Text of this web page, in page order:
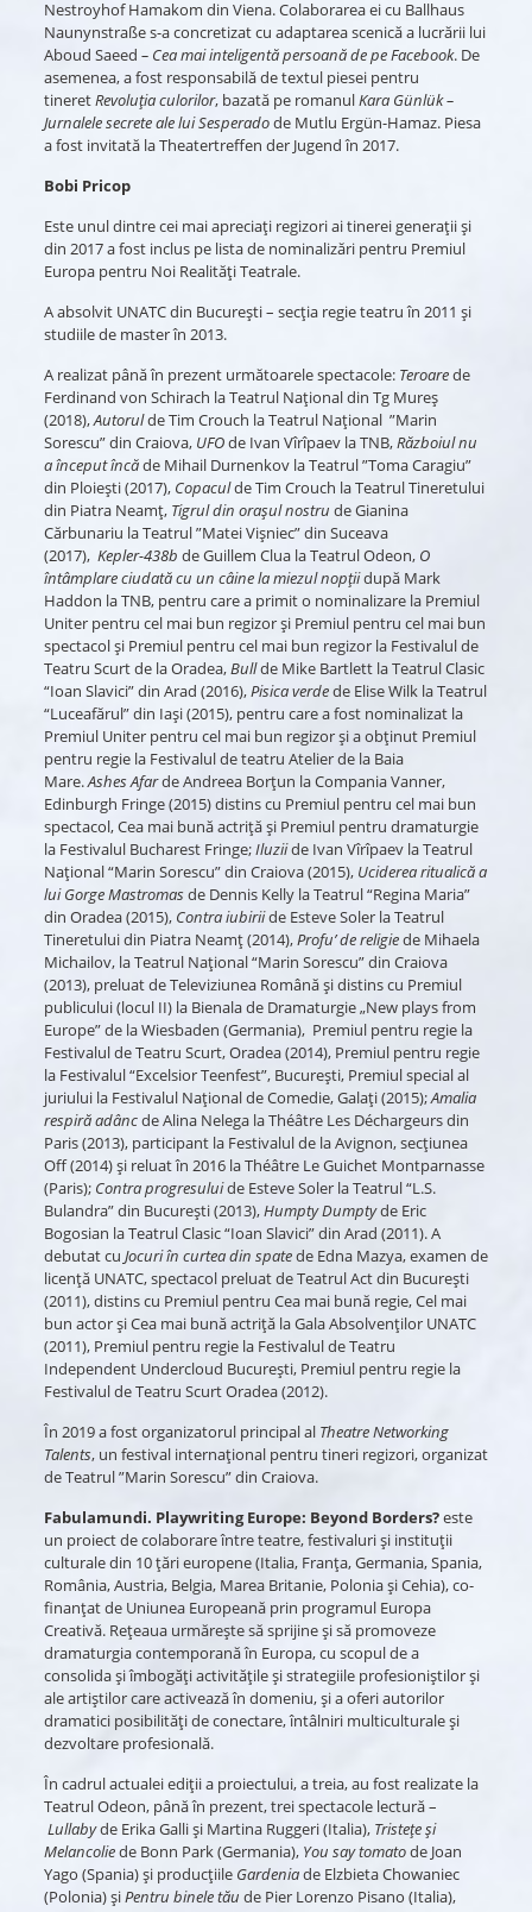
Nestroyhof Hamakom din Viena. Colaborarea ei cu Ballhaus
Naunynstraße s-a concretizat cu adaptarea scenică a lucrării lui
Aboud Saeed – Cea mai inteligentă persoană de pe Facebook. De
asemenea, a fost responsabilă de textul piesei pentru
tineretRevoluția culorilor, bazată pe romanulKara Günlük –
Jurnalele secrete ale lui Sesperadode Mutlu Ergün-Hamaz. Piesa
a fost invitată la Theatertreffen der Jugend în 2017.
Bobi Pricop
Este unul dintre cei mai apreciați regizori ai tinerei generații și
din 2017 a fost inclus pe lista de nominalizări pentru Premiul
Europa pentru Noi Realități Teatrale.
A absolvit UNATC din București – secţia regie teatru în 2011 şi
studiile de master în 2013.
A realizat până în prezent următoarele spectacole: Teroarede
Ferdinand von Schirach la Teatrul Național din Tg Mureș
(2018),Autorulde Tim Crouch la Teatrul Național ”Marin
Sorescu” din Craiova, UFOde Ivan Vîrîpaev la TNB,Războiul nu
a început încăde Mihail Durnenkov la Teatrul ”Toma Caragiu”
din Ploiești (2017), Copaculde Tim Crouch la Teatrul Tineretului
din Piatra Neamț, Tigrul din orașul nostru de Gianina
Cărbunariu la Teatrul ”Matei Vișniec” din Suceava
(2017), Kepler-438b de Guillem Clua la Teatrul Odeon, O
întâmplare ciudată cu un câine la miezul nopțiidupă Mark
Haddon la TNB, pentru care a primit o nominalizare la Premiul
Uniter pentru cel mai bun regizor și Premiul pentru cel mai bun
spectacol și Premiul pentru cel mai bun regizor la Festivalul de
Teatru Scurt de la Oradea,Bullde Mike Bartlett la Teatrul Clasic
“Ioan Slavici” din Arad (2016),Pisica verdede Elise Wilk la Teatrul
“Luceafărul” din Iaşi (2015), pentru care a fost nominalizat la
Premiul Uniter pentru cel mai bun regizor şi a obţinut Premiul
pentru regie la Festivalul de teatru Atelier de la Baia
Mare.Ashes Afarde Andreea Borţun la Compania Vanner,
Edinburgh Fringe (2015) distins cu Premiul pentru cel mai bun
spectacol, Cea mai bună actriţă şi Premiul pentru dramaturgie
la Festivalul Bucharest Fringe;Iluziide Ivan Vîrîpaev la Teatrul
Național “Marin Sorescu” din Craiova (2015), Uciderea ritualică a
lui Gorge Mastromasde Dennis Kelly la Teatrul “Regina Maria”
din Oradea (2015), Contra iubiriide Esteve Soler la Teatrul
Tineretului din Piatra Neamţ (2014),Profu’ de religiede Mihaela
Michailov, la Teatrul Național “Marin Sorescu” din Craiova
(2013), preluat de Televiziunea Română și distins cu Premiul
publicului (locul II) la Bienala de Dramaturgie „New plays from
Europe” de la Wiesbaden (Germania), Premiul pentru regie la
Festivalul de Teatru Scurt, Oradea (2014), Premiul pentru regie
la Festivalul “Excelsior Teenfest”, București, Premiul special al
juriului la Festivalul Național de Comedie, Galați (2015);Amalia
respiră adâncde Alina Nelega la Théâtre Les Déchargeurs din
Paris (2013), participant la Festivalul de la Avignon, secțiunea
Off (2014) și reluat în 2016 la Théâtre Le Guichet Montparnasse
(Paris); Contra progresuluide Esteve Soler la Teatrul “L.S.
Bulandra” din Bucureşti (2013),Humpty Dumptyde Eric
Bogosian la Teatrul Clasic “Ioan Slavici” din Arad (2011). A
debutat cu Jocuri în curtea din spatede Edna Mazya, examen de
licenţă UNATC, spectacol preluat de Teatrul Act din Bucureşti
(2011), distins cu Premiul pentru Cea mai bună regie, Cel mai
bun actor şi Cea mai bună actriţă la Gala Absolvenţilor UNATC
(2011), Premiul pentru regie la Festivalul de Teatru
Independent Undercloud București, Premiul pentru regie la
Festivalul de Teatru Scurt Oradea (2012).
În 2019 a fost organizatorul principal al Theatre Networking
Talents, un festival internațional pentru tineri regizori, organizat
de Teatrul ”Marin Sorescu” din Craiova.
Fabulamundi. Playwriting Europe: Beyond Borders?este
un proiect de colaborare între teatre, festivaluri și instituții
culturale din 10 țări europene (Italia, Franța, Germania, Spania,
România, Austria, Belgia, Marea Britanie, Polonia și Cehia), co-
finanțat de Uniunea Europeană prin programul Europa
Creativă. Reţeaua urmăreşte să sprijine şi să promoveze
dramaturgia contemporană în Europa, cu scopul de a
consolida şi îmbogăţi activităţile şi strategiile profesioniştilor şi
ale artiştilor care activează în domeniu, şi a oferi autorilor
dramatici posibilităţi de conectare, întâlniri multiculturale şi
dezvoltare profesională.
În cadrul actualei ediții a proiectului, a treia, au fost realizate la
Teatrul Odeon, până în prezent, trei spectacole lectură –
Lullabyde Erika Galli și Martina Ruggeri (Italia), Tristețe și
Melancoliede Bonn Park (Germania), You say tomatode Joan
Yago (Spania) și producțiile Gardeniade Elzbieta Chowaniec
(Polonia) șiPentru binele tău de Pier Lorenzo Pisano (Italia),